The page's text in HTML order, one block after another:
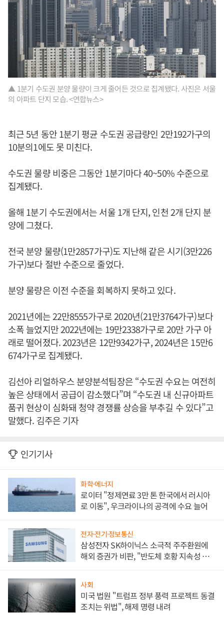
▲ 1분기 수도권 분양 물량이 크게 줄어든 것으로 집계됐다. 사진은 서울
의 아파트 단지 모습. <연합뉴스>
최근 5년 동안 1분기 평균 수도권 공급량인 2만192가구의
10분의1에도 못 미친다.
수도권 물량 비중은 그동안 1분기마다 40~50% 수준으로
집계됐다.
올해 1분기 수도권에서는 서울 1개 단지, 인천 2개 단지 분
양에 그쳤다.
전국 분양 물량(1만2857가구)도 지난해 같은 시기(3만226
가구)보다 절반 수준으로 줄었다.
분양 물량은 이전 수준을 회복하지 못하고 있다.
2021년에는 22만8555가구로 2020년(21만3764가구)보다
소폭 늘었지만 2022년에는 19만2338가구로 20만 가구 아
래로 떨어졌다. 2023년은 12만9342가구, 2024년은 15만6
674가구로 집계됐다.
김선아 리얼하우스 분양분석팀장은 “수도권 수요는 여전히
높은 상태에서 공급이 감소했다”며 “수도권 내 신규아파트
품귀 현상이 심화돼 청약 경쟁률 상승을 부추길 수 있다”고
말했다. 김주은 기자
인기기사
화학·에너지
로이터 "정제연료 3만 톤 한국에서 러시아
로 이동", 우크라이나의 공격에 수요 늘어
전자·전기·정보통신
삼성전자 SK하이닉스 소극적 주주환원에
해외 증권가 비판, "반도체 호황 지속성 의
사회
미국 법원 "트럼프 정부 풍력 프로젝트 동결
조치는 위법", 해제 명령 내려